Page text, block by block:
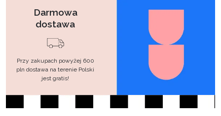
Darmowa
dostawa
Przy zakupach powyżej 600
pln dostawa na terenie Polski
jest gratis!